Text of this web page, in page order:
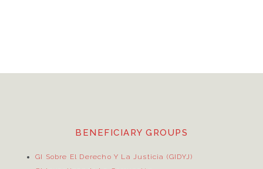
BENEFICIARY GROUPS
GI Sobre El Derecho Y La Justicia (GIDYJ)